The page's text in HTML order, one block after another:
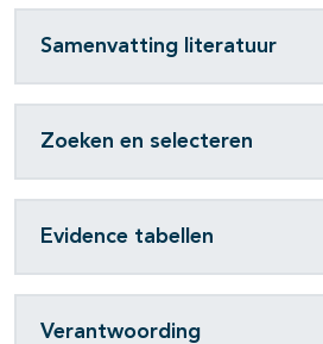
Samenvatting literatuur
Zoeken en selecteren
Evidence tabellen
Verantwoording